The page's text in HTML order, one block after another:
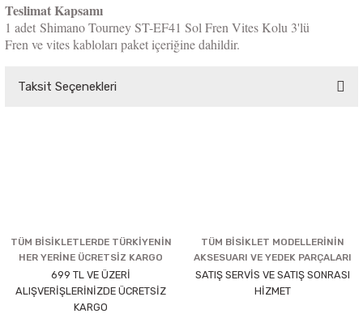
Teslimat Kapsamı
1 adet Shimano Tourney ST-EF41 Sol Fren Vites Kolu 3'lü
Fren ve vites kabloları paket içeriğine dahildir.
Taksit Seçenekleri
TÜM BİSİKLETLERDE TÜRKİYENİN
HER YERİNE ÜCRETSİZ KARGO
699 TL VE ÜZERİ
ALIŞVERİŞLERİNİZDE ÜCRETSİZ
KARGO
TÜM BİSİKLET MODELLERİNİN
AKSESUARI VE YEDEK PARÇALARI
SATIŞ SERVİS VE SATIŞ SONRASI
HİZMET